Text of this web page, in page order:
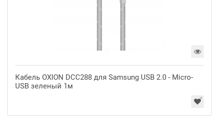
Кабель OXION DCC288 для Samsung USB 2.0 - Micro-
USB зеленый 1м